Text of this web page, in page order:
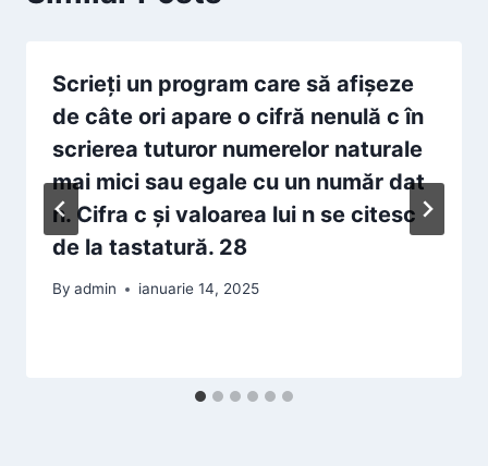
Scrieţi un program care să afişeze
de câte ori apare o cifră nenulă c în
scrierea tuturor numerelor naturale
mai mici sau egale cu un număr dat
n. Cifra c şi valoarea lui n se citesc
de la tastatură. 28
By admin ianuarie 14, 2025